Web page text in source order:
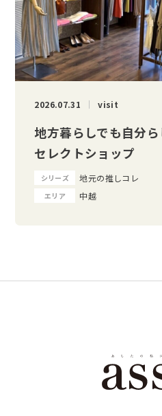
2026.07.31 visit
地方暮らしでも自分
セレクトショップ
シリーズ 地元の推しコレ
エリア 中越